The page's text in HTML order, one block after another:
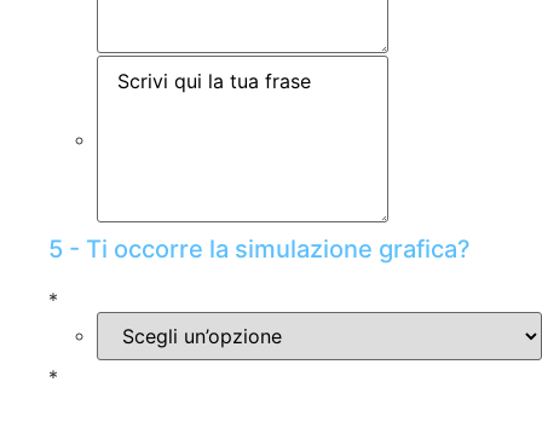
5 - Ti occorre la simulazione grafica?
*
*